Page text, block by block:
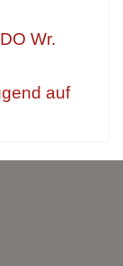
Wr.
auf